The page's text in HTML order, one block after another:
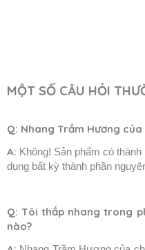
MỘT SỐ CÂU HỎI
Q: Nhang Trầm Hương
A: Không! Sản phẩm có
dụng bất kỳ thành phần
Q: Tôi thắp nhang trong
nào?